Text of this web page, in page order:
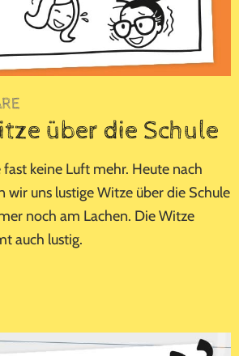
über die Schule
fast keine Luft mehr. Heute nach
wir uns lustige Witze über die Schule
noch am Lachen. Die Witze
auch lustig.